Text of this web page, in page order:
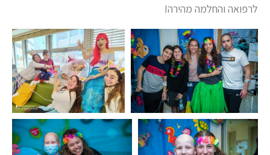
לרפואה והחלמה מהירה!